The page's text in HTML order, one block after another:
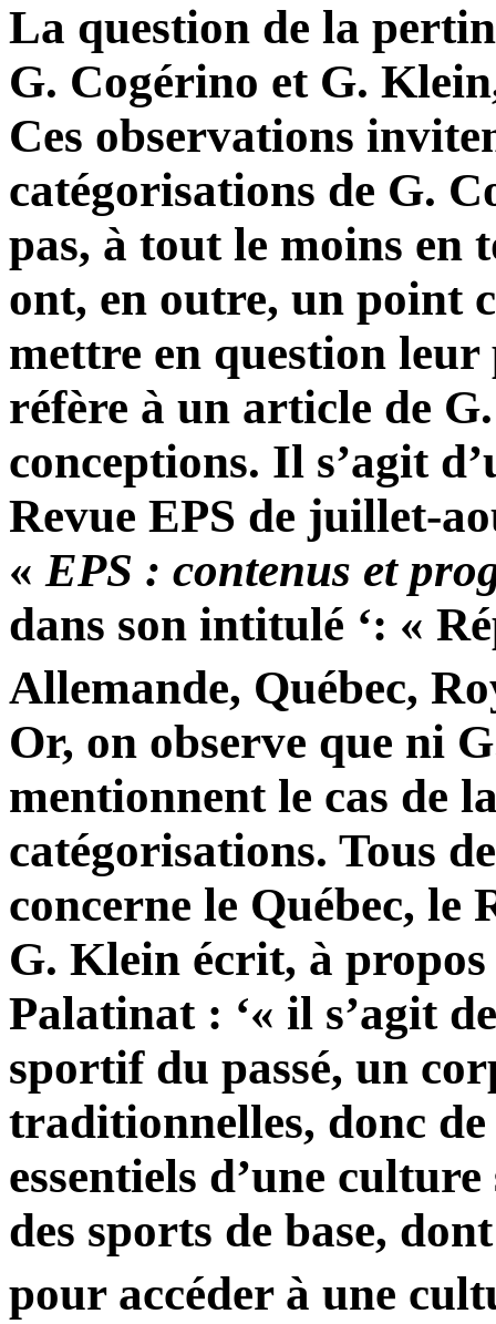
La question de la
G. Cogérino et G.
Ces observations
catégorisations de G.
pas, à tout le moins en
ont, en outre, un point
mettre en question
réfère à un article de
conceptions. Il s’agit
Revue EPS de juillet-
« EPS : contenus et
dans son intitulé ‘: «
Allemande, Québec,
Or, on observe que ni
mentionnent le cas de
catégorisations. Tous
concerne le Québec, le
G. Klein écrit, à
Palatinat : ‘« il s’agit
sportif du passé, un
traditionnelles, donc
essentiels d’une
des sports de base,
pour accéder à une